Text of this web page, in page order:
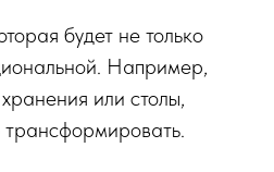
будет не только
Например,
или столы,